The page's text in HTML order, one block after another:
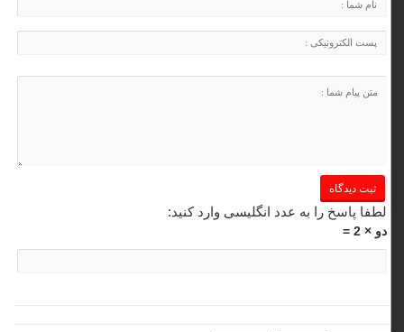
لطفا پاسخ را به عدد انگلیسی وارد کنید:
دو × 2 =